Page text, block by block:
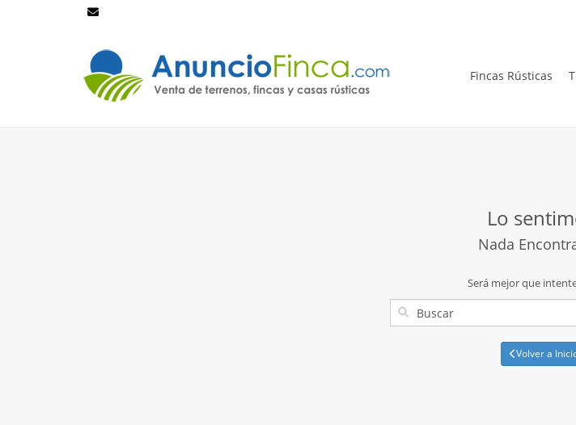
Fincas Rústicas
Lo
Nada
Será mejor que
Volver a